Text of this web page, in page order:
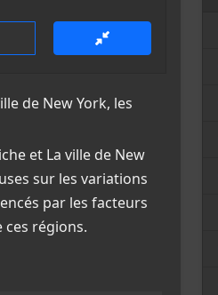
de New York, les
et La ville de New
sur les variations
par les facteurs
régions.